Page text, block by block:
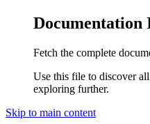
Documentation
Fetch the complete
Use this file to discover
exploring further.
Skip to main content